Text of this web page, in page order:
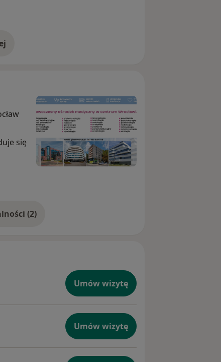
się
Pokaż więcej aktualności (2)
Umów wizytę
Umów wizytę